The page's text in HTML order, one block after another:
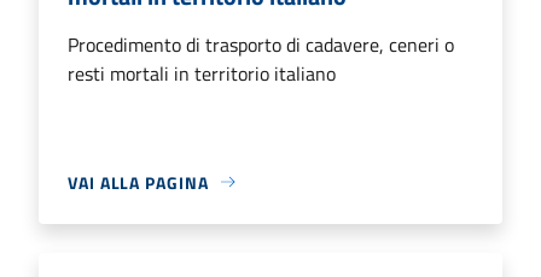
Procedimento di trasporto di cadavere, ceneri o
resti mortali in territorio italiano
VAI ALLA PAGINA